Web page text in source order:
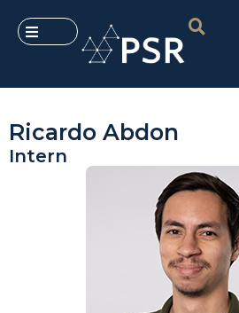
Ricardo Abdon
Intern